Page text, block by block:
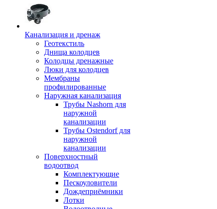
Канализация и дренаж
Геотекстиль
Днища колодцев
Колодцы дренажные
Люки для колодцев
Мембраны
профилированные
Наружная канализация
Трубы Nashorn для
наружной
канализации
Трубы Ostendorf для
наружной
канализации
Поверхностный
водоотвод
Комплектующие
Пескоуловители
Дождеприёмники
Лотки